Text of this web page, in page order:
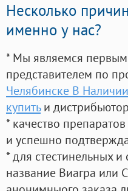
Несколько
именно у нас?
* Мы являемся
представителем по
Челябинске В Наличии
купитьи
* качество
и успешно
* для стестинельных
название Виагра или